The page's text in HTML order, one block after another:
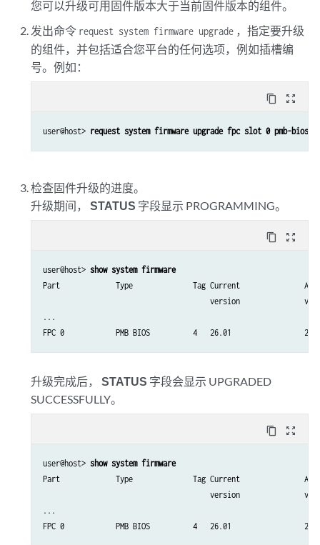
PSM 5            PSM MCU AC        0   aa17.aa17.ab15.ab15.ac27
RE 0             CBC FPGA          0   0x10B
RE 0             RE FPGA           1   0x2B
RE 0             SSD Primary       2   SBR12050
RE 0             SSD Secondary     3   SBR12050
RE 0             BIOS ROM          5   14.01
RE 1             SSD Secondary     3   SBR12050
RE 1             i40e              4   6.01
RE 1             BIOS ROM          5   14.01
SIB 0            SIB FPGA          0   200311.0F
您可以升级可用固件版本大于当前固件版本的组件。
发出命令 request system firmware upgrade ，指定要升级
的组件，并包括适合您平台的任何选项，例如插槽编
号。例如：
content_copy zoom_out_map
user@host> request system firmware upgrade fpc slot 0 pmb-bios
检查固件升级的进度。
升级期间，STATUS 字段显示 PROGRAMMING。
content_copy zoom_out_map
user@host> show system firmware
Part             Type              Tag Current
version
...
FPC 0            PMB BIOS          4   26.01                 28.01
升级完成后，STATUS 字段会显示 UPGRADED
SUCCESSFULLY。
content_copy zoom_out_map
user@host> show system firmware
Part             Type              Tag Current
version
...
FPC 0            PMB BIOS          4   26.01                 28.01